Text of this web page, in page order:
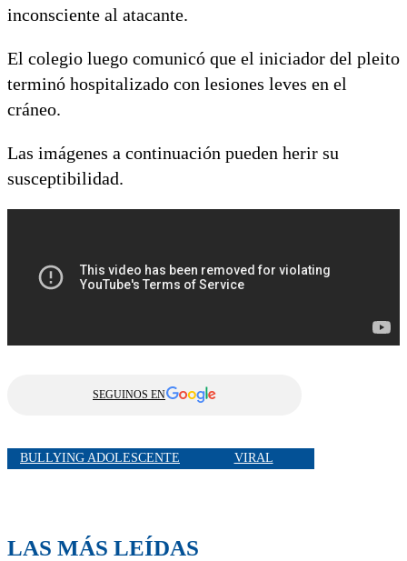
inconsciente al atacante.
El colegio luego comunicó que el iniciador del pleito
terminó hospitalizado con lesiones leves en el
cráneo.
Las imágenes a continuación pueden herir su
susceptibilidad.
SEGUINOS EN
BULLYING ADOLESCENTE VIRAL
LAS MÁS LEÍDAS